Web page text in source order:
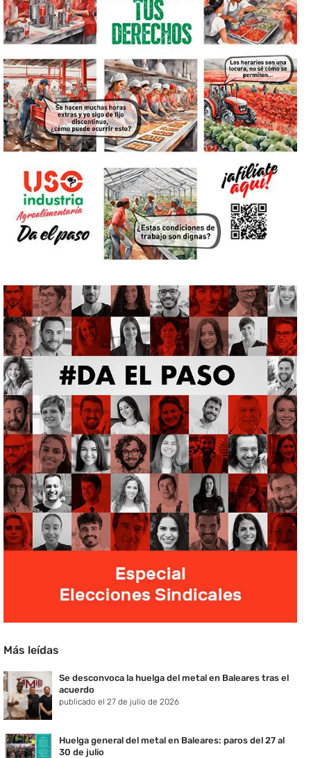
Más leídas
Se desconvoca la huelga del metal en Baleares tras el
acuerdo
publicado el 27 de julio de 2026
Huelga general del metal en Baleares: paros del 27 al
30 de julio